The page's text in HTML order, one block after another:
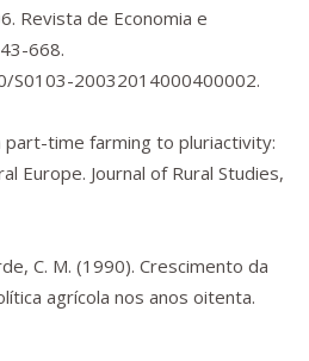
Revista de Economia e
668.
S0103-20032014000400002.
part-time farming to pluriactivity:
Europe. Journal of Rural Studies,
C. M. (1990). Crescimento da
agrícola nos anos oitenta.